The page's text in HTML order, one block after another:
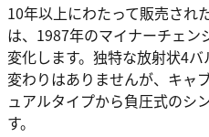
10年以上にわたって販売され
は、1987年のマイナーチェン
変化します。独特な放射状4
変わりはありませんが、キャ
ュアルタイプから負圧式のシ
す。